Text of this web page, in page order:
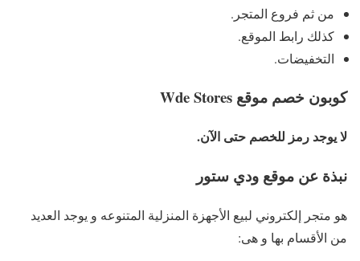
من ثم فروع المتجر.
كذلك رابط الموقع.
التخفيضات.
كوبون خصم موقع Wde Stores
لا يوجد رمز للخصم حتى الآن.
نبذة عن موقع ودي ستور
هو متجر إلكتروني لبيع الأجهزة المنزلية المتنوعه و يوجد العديد
من الأقسام بها و هى: